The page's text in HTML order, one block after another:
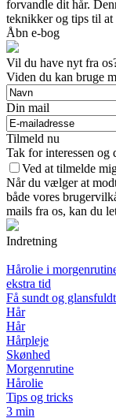
forvandle dit hår.
teknikker og tips til at
Åbn e-bog
Vil du have nyt fra
Viden du kan bruge
Din mail
Tilmeld nu
Tak for interessen og
Ved at tilmelde
Når du vælger at
både vores
mails fra os, kan du
Indretning
Hårolie i
ekstra tid
Få sundt og
Hår
Hår
Hårpleje
Skønhed
Morgenrutine
Hårolie
Tips og tricks
3 min